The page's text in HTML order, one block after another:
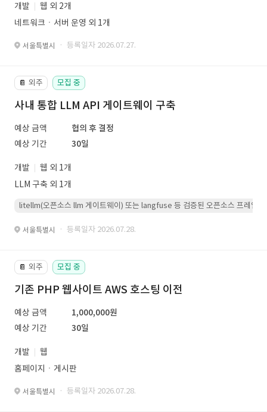
개발
웹 외 2개
네트워크ㆍ서버 운영 외 1개
서울특별시 · 등록일자 2026.07.27.
📔 외주 모집 중
사내 통합 LLM API 게이트웨이 구축
예상 금액
협의 후 결정
예상 기간
30일
개발
웹 외 1개
LLM 구축 외 1개
litellm(오픈소스 llm 게이트웨이) 또는 langfuse 등 검증된 오픈소스 프레임워
서울특별시 · 등록일자 2026.07.28.
📔 외주 모집 중
기존 PHP 웹사이트 AWS 호스팅 이전
예상 금액
1,000,000원
예상 기간
30일
개발
웹
홈페이지ㆍ게시판
서울특별시 · 등록일자 2026.07.28.